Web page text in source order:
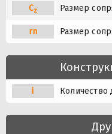
Cz Размер
rn Размер
i Количество